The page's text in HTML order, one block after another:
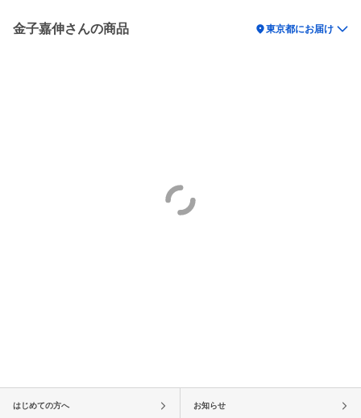
金子嘉伸さんの商品 location_on東京都にお届け
はじめての方へ お知らせ